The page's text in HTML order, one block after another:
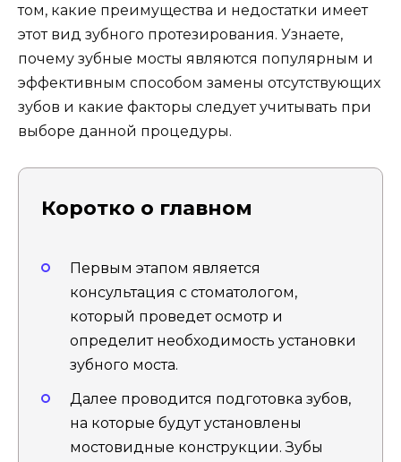
том, какие преимущества и недостатки имеет
этот вид зубного протезирования. Узнаете,
почему зубные мосты являются популярным и
эффективным способом замены отсутствующих
зубов и какие факторы следует учитывать при
выборе данной процедуры.
Коротко о главном
Первым этапом является
консультация с стоматологом,
который проведет осмотр и
определит необходимость установки
зубного моста.
Далее проводится подготовка зубов,
на которые будут установлены
мостовидные конструкции. Зубы